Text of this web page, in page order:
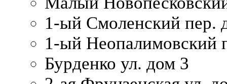
1-ый Смоленский пер.
1-ый Неопалимовский
Бурденко ул. дом 3